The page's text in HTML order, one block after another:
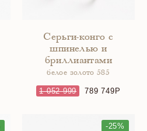
Серьги-конго с
шпинелью и
бриллиантами
белое золото 585
1 052 999 789 749
-25%